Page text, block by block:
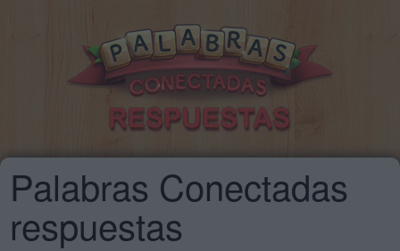
Palabras Conectadas
respuestas